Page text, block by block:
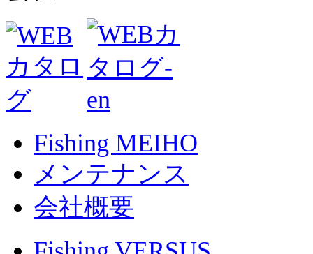
Fishing MEIHO
メンテナンス
会社概要